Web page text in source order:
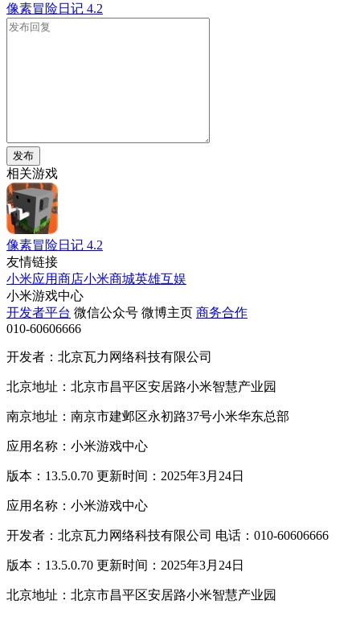
像素冒险日记 4.2
发布
相关游戏
像素冒险日记 4.2
友情链接
小米应用商店小米商城英雄互娱
小米游戏中心
开发者平台 微信公众号 微博主页 商务合作
010-60606666
开发者：北京瓦力网络科技有限公司
北京地址：北京市昌平区安居路小米智慧产业园
南京地址：南京市建邺区永初路37号小米华东总部
应用名称：小米游戏中心
版本：13.5.0.70 更新时间：2025年3月24日
应用名称：小米游戏中心
开发者：北京瓦力网络科技有限公司 电话：010-60606666
版本：13.5.0.70 更新时间：2025年3月24日
北京地址：北京市昌平区安居路小米智慧产业园